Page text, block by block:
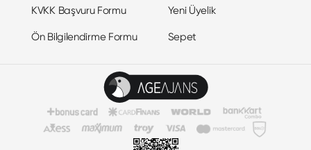
KVKK Başvuru Formu
Ön Bilgilendirme Formu
Yeni Üyelik
Sepet